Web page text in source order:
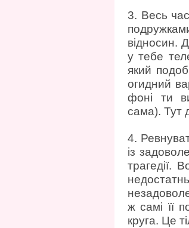
3. Весь
відносин.
у тебе
який
огидний
фоні ти
сама). Тут
4.
із
трагедії.
ж самі її
круга. Це